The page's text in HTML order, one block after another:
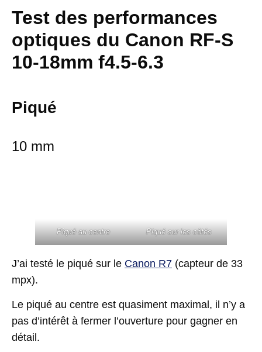
Test des performances
optiques du Canon RF-S
10-18mm f4.5-6.3
Piqué
10 mm
Piqué au centre Piqué sur les côtés
J’ai testé le piqué sur le Canon R7 (capteur de 33
mpx).
Le piqué au centre est quasiment maximal, il n’y a
pas d’intérêt à fermer l’ouverture pour gagner en
détail.